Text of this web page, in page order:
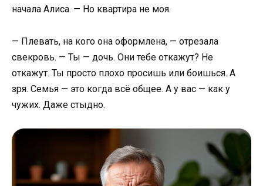
начала Алиса. — Но квартира не моя.
— Плевать, на кого она оформлена, — отрезала
свекровь. — Ты — дочь. Они тебе откажут? Не
откажут. Ты просто плохо просишь или боишься. А
зря. Семья — это когда всё общее. А у вас — как у
чужих. Даже стыдно.